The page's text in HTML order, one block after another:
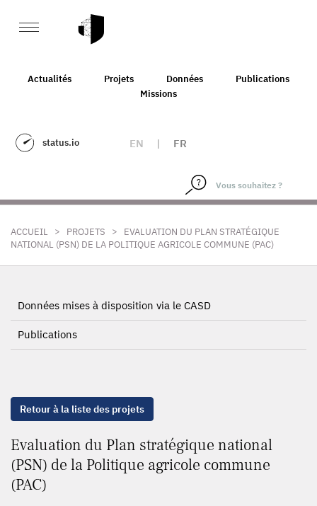
Actualités Projets Données
Publications
Missions
status.io EN | FR
ACCUEIL > PROJETS >
EVALUATION DU PLAN STRATÉGIQUE
NATIONAL (PSN) DE LA POLITIQUE AGRICOLE COMMUNE (PAC)
Données mises à disposition via le CASD
Publications
Retour à la liste des projets
Evaluation du Plan stratégique national
(PSN) de la Politique agricole commune
(PAC)